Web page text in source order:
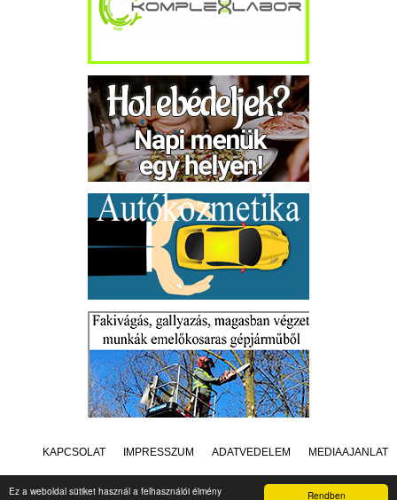
Rendben
Ez a weboldal sütiket használ a felhasználói élmény
KAPCSOLAT IMPRESSZUM ADATVÉDELEM MÉDIAAJÁNLAT